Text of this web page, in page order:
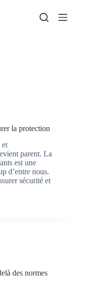
la protection
et
parent. La
est une
d’entre nous.
sécurité et
des normes